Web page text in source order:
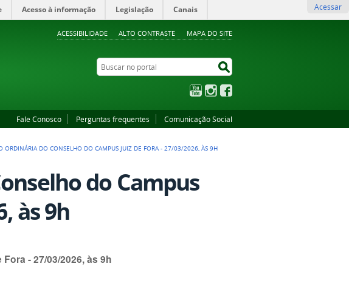
ACESSIBILIDADE ALTO CONTRASTE MAPA DO SITE
Acesso à informação Legislação Canais Acessar
Buscar no portal
YouTubeInstagram
Fale Conosco Perguntas frequentes Comunicação Social
ORDINÁRIA DO CONSELHO DO CAMPUS JUIZ DE FORA - 27/03/2026, ÀS 9H
do Campus
às 9h
- 27/03/2026, às 9h